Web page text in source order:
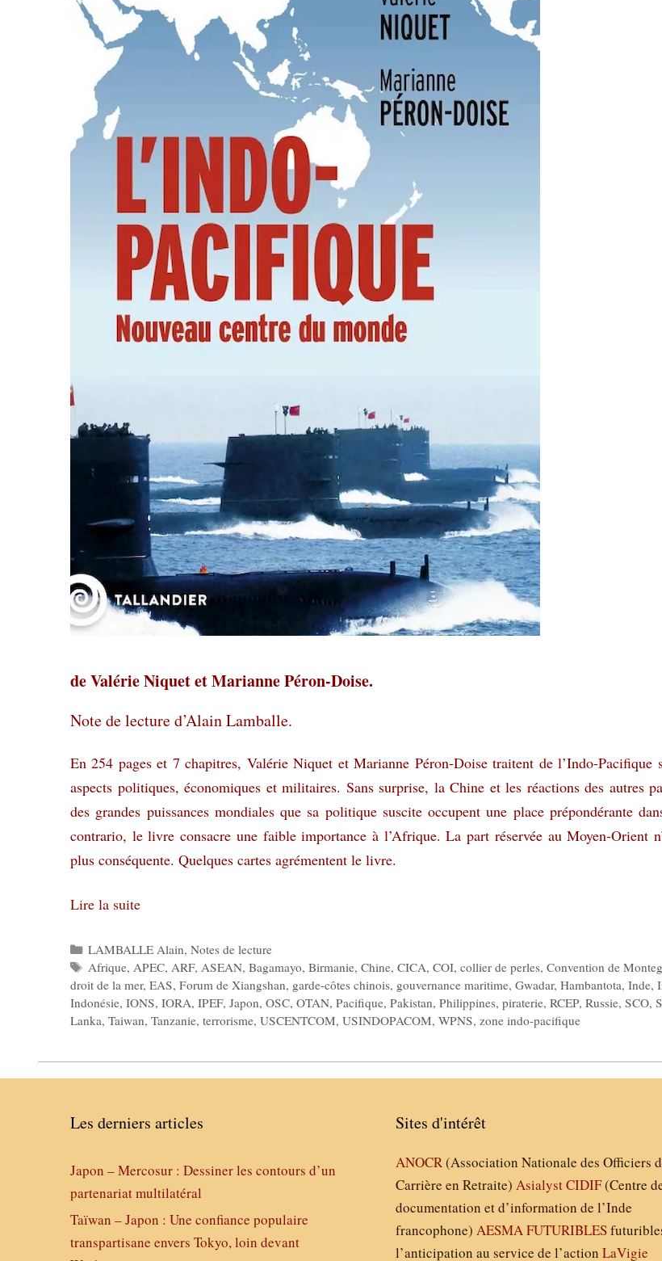
de Valérie Niquet et Marianne Péron-Doise.
Note de lecture d’Alain Lamballe.
En 254 pages et 7 chapitres, Valérie Niquet et Marianne Péron-Doise traitent de l’Indo-Pacifique
aspects politiques, économiques et militaires. Sans surprise, la Chine et les réactions des autres
des grandes puissances mondiales que sa politique suscite occupent une place prépondérante
contrario, le livre consacre une faible importance à l’Afrique. La part réservée au Moyen-Orient
plus conséquente. Quelques cartes agrémentent le livre.
Lire la suite
Catégories
LAMBALLE Alain,Notes de lecture
Étiquettes
Afrique,APEC,ARF,ASEAN,Bagamayo,Birmanie,Chine,CICA,COI,collier de perles,Convention de
droit de la mer, EAS, Forum de Xiangshan, garde-côtes chinois, gouvernance maritime, Gwadar, Hambantota, Inde,
Indonésie, IONS, IORA, IPEF, Japon, OSC, OTAN, Pacifique, Pakistan, Philippines, piraterie, RCEP, Russie, SCO,
Lanka, Taiwan, Tanzanie, terrorisme, USCENTCOM, USINDOPACOM, WPNS, zone indo-pacifique
Les derniers articles
Japon – Mercosur : Dessiner les contours d’un
partenariat multilatéral
Taïwan – Japon : Une confiance populaire
transpartisane envers Tokyo, loin devant
Sites d'intérêt
ANOCR(Association Nationale des Officiers
Carrière en Retraite)AsialystCIDIF(Centre
documentation et d’information de l’Inde
francophone)AESMAFUTURIBLES
l’anticipation au service de l’actionLaVigie